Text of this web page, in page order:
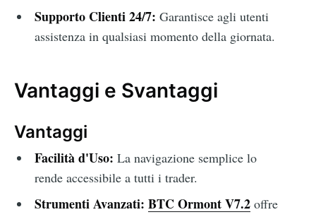
Supporto Clienti 24/7: Garantisce agli utenti
assistenza in qualsiasi momento della giornata.
Vantaggi e Svantaggi
Vantaggi
Facilità d'Uso: La navigazione semplice lo
rende accessibile a tutti i trader.
Strumenti Avanzati: BTC Ormont V7.2offre